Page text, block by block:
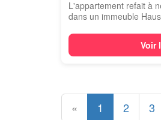
L'appartement refait à
dans un immeuble
Voir
« 1 2 3